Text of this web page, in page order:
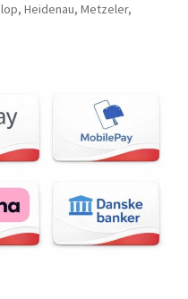
Heidenau, Metzeler,